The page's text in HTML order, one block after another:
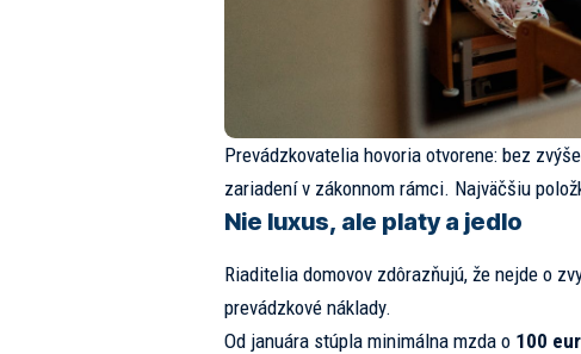
Prevádzkovatelia hovoria otvorene: bez
zariadení v zákonnom rámci. Najväčšiu
Nie luxus, ale platy a jedlo
Riaditelia domovov zdôrazňujú, že nejde o
prevádzkové náklady.
Od januára stúpla minimálna mzda o 100